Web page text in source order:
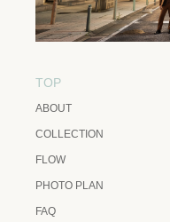
TOP
ABOUT
COLLECTION
FLOW
PHOTO PLAN
FAQ